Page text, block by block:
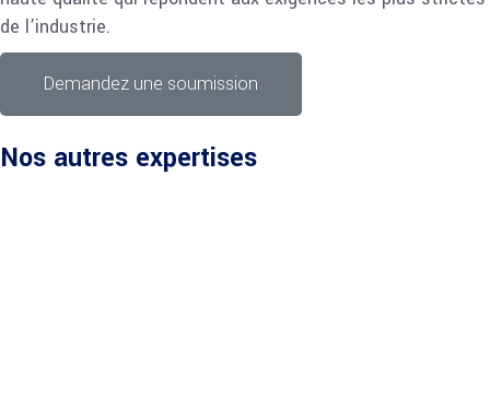
de l’industrie.
Demandez une soumission
Nos autres expertises